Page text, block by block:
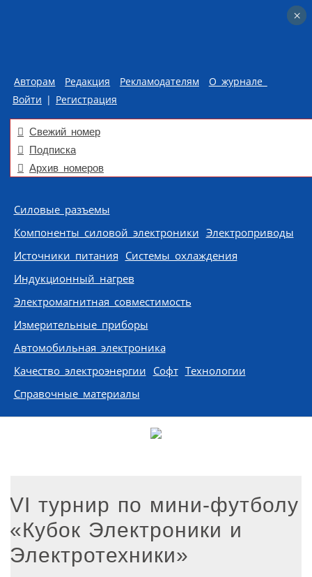
Авторам Редакция Рекламодателям
О журнале
Войти | Регистрация
Свежий номер
Подписка
Архив номеров
Skip to content
Силовые разъемы
Компоненты силовой электроники Электроприводы
Источники питания Системы охлаждения
Индукционный нагрев
Электромагнитная совместимость
Измерительные приборы
Автомобильная электроника
Качество электроэнергии Софт Технологии
Справочные материалы
VI турнир по мини-футболу
«Кубок Электроники и
Электротехники»
×
×